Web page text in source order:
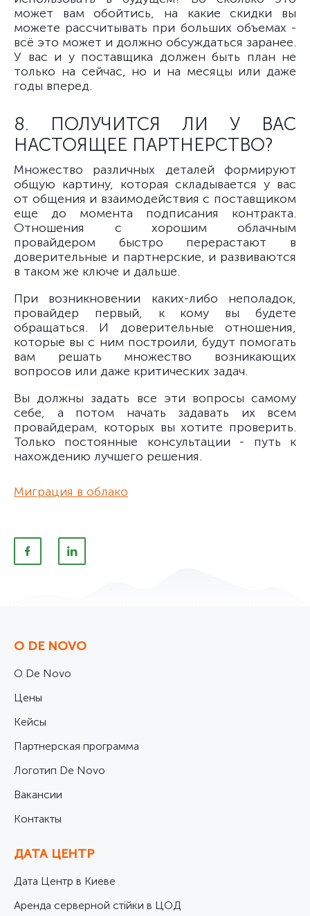
может вам обойтись, на какие скидки вы
можете рассчитывать при больших объемах -
всё это может и должно обсуждаться заранее.
У вас и у поставщика должен быть план не
только на сейчас, но и на месяцы или даже
годы вперед.
8. ПОЛУЧИТСЯ ЛИ У ВАС
НАСТОЯЩЕЕ ПАРТНЕРСТВО?
Множество различных деталей формируют
общую картину, которая складывается у вас
от общения и взаимодействия с поставщиком
еще до момента подписания контракта.
Отношения с хорошим облачным
провайдером быстро перерастают в
доверительные и партнерские, и развиваются
в таком же ключе и дальше.
При возникновении каких-либо неполадок,
провайдер первый, к кому вы будете
обращаться. И доверительные отношения,
которые вы с ним построили, будут помогать
вам решать множество возникающих
вопросов или даже критических задач.
Вы должны задать все эти вопросы самому
себе, а потом начать задавать их всем
провайдерам, которых вы хотите проверить.
Только постоянные консультации - путь к
нахождению лучшего решения.
Миграция в облако
О DE NOVO
О De Novo
Цены
Кейсы
Партнерская программа
Логотип De Novo
Вакансии
Контакты
ДАТА ЦЕНТР
Дата Центр в Киеве
Аренда серверной стійки в ЦОД